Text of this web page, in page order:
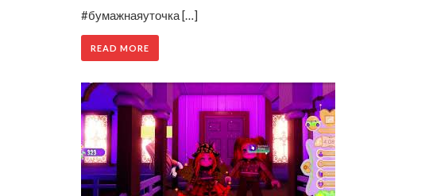
#бумажнаяуточка […]
READ MORE